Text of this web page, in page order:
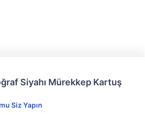
Siyahı Mürekkep Kartuş
Siz Yapın